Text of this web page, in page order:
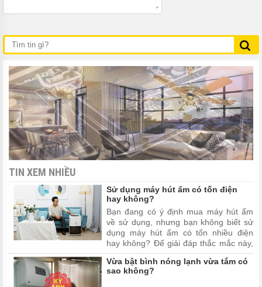
TIN XEM NHIỀU
Sử dụng máy hút ẩm có tốn điện
hay không?
Bạn đang có ý định mua máy hút ẩm
về sử dụng, nhưng bạn không biết sử
dụng máy hút ẩm có tốn nhiều điện
hay không? Để giải đáp thắc mắc này,
mời bạn đọc hãy cùng Kỳ Anh Sửa
Chữa Tại Nhà đi tìm câu trả lời cho câu
hỏi "sử dụng máy hút ẩm có tốn điện
Vừa bật bình nóng lạnh vừa tắm có
sao không?